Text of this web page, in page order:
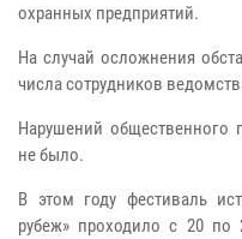
охранных предприятий.
На случай осложнения
числа сотрудников
Нарушений общественного
не было.
В этом году фестиваль
рубеж» проходило с 20 по